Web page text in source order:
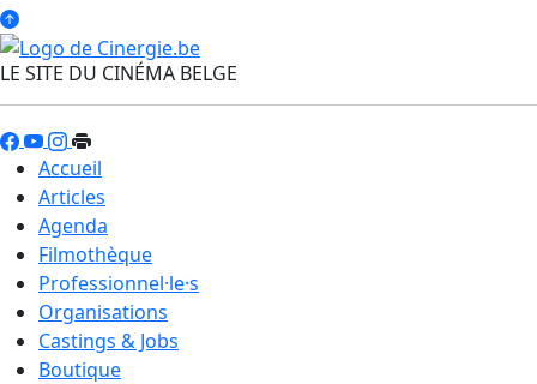
LE SITE DU CINÉMA BELGE
Accueil
Articles
Agenda
Filmothèque
Professionnel·le·s
Organisations
Castings & Jobs
Boutique